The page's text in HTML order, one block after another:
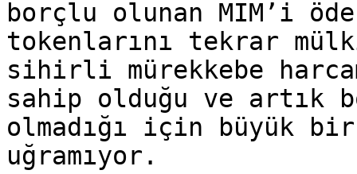
borçlu olunan MIM’i
tokenlarını tekrar
sihirli mürekkebe
sahip olduğu ve artık
olmadığı için büyük
uğramıyor.